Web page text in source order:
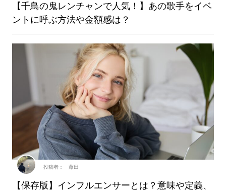
【千鳥の鬼レンチャンで人気！】あの歌手をイベ
ントに呼ぶ方法や金額感は？
【保存版】インフルエンサーとは？意味や定義、
投稿者： 藤田